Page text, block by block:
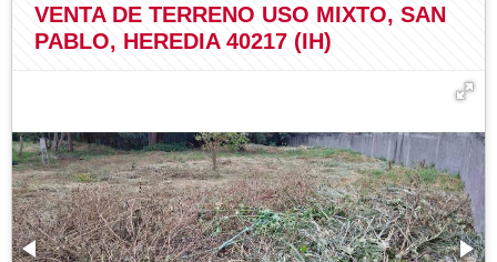
VENTA DE TERRENO USO MIXTO, SAN
PABLO, HEREDIA 40217 (IH)